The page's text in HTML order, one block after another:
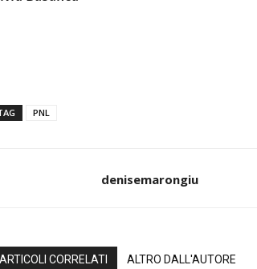
PNL
denisemarongiu
ARTICOLI CORRELATI ALTRO DALL'AUTORE